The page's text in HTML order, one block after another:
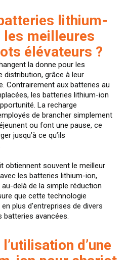
lithium-
meilleures
élévateurs ?
la donne pour les
distribution, grâce à leur
Contrairement aux batteries au
les batteries lithium-ion
La recharge
de brancher simplement
ou font une pause, ce
jusqu’à ce qu’ils
obtiennent souvent le meilleur
les batteries lithium-ion,
delà de la simple réduction
que cette technologie
plus d’entreprises de divers
batteries avancées.
d’une